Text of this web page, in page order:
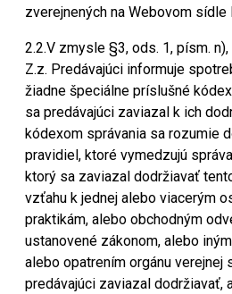
zverejnených na Webovom sídle
2.2.V zmysle §3, ods. 1, písm.
Z.z. Predávajúci informuje
žiadne špeciálne príslušné
sa predávajúci zaviazal k ich
kódexom správania sa rozumie
pravidiel, ktoré vymedzujú
ktorý sa zaviazal dodržiavať
vzťahu k jednej alebo viacerým
praktikám, alebo obchodným
ustanovené zákonom, alebo
alebo opatrením orgánu verejnej
predávajúci zaviazal dodržiavať,